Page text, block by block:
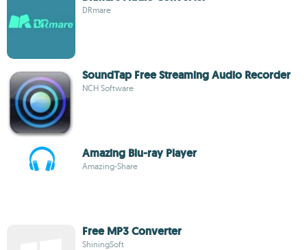
DRmare
SoundTap Free Streaming Audio Recorder
NCH Software
Amazing Blu-ray Player
Amazing-Share
Free MP3 Converter
ShiningSoft